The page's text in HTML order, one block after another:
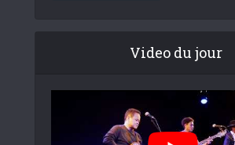
Video du jour